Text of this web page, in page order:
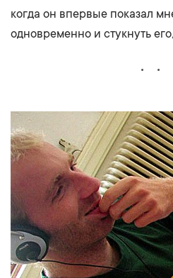
когда он впервые показал
одновременно и стукнуть